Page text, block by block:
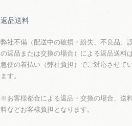
返品送料
弊社不備（配送中の破損・紛失、不良品、
の返品または交換の場合）による返品送料は
急便の着払い（弊社負担）でご対応させて
ます。
※お客様都合による返品・交換の場合、送
料などお客様負担となります。